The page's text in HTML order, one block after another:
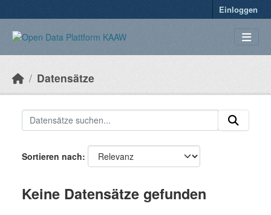
Einloggen
Datensätze
Sortieren nach
Keine Datensätze gefunden